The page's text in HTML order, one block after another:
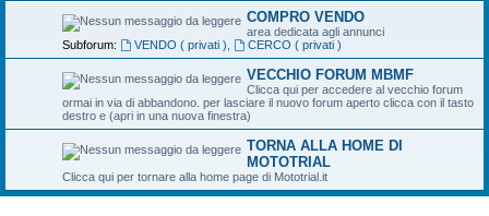
COMPRO VENDO
area dedicata agli annunci
Subforum:
VENDO ( privati ) CERCO ( privati )
VECCHIO FORUM MBMF
Clicca qui per accedere al vecchio forum
ormai in via di abbandono. per lasciare il nuovo forum aperto clicca con il tasto
destro e (apri in una nuova finestra)
TORNA ALLA HOME DI
MOTOTRIAL
Clicca qui per tornare alla home page di Mototrial.it